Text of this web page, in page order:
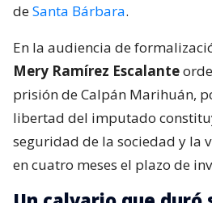
deSanta Bárbara.
En la audiencia de
Mery Ramírez Escalante
prisión de Calpán Marihuán,
libertad del imputado
seguridad de la sociedad y la
en cuatro meses el plazo de